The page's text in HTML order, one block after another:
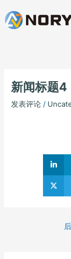
至
新闻标题4
发表评论 /